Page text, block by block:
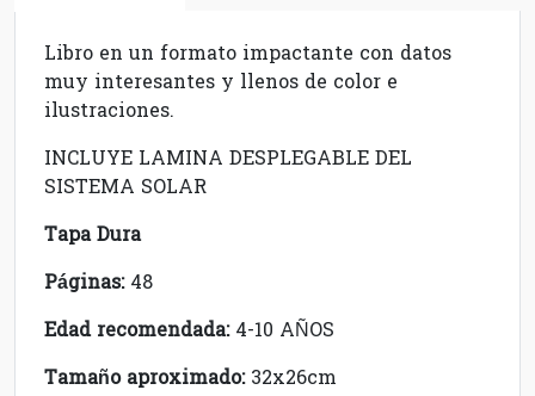
Libro en un formato impactante con datos
muy interesantes y llenos de color e
ilustraciones.
INCLUYE LAMINA DESPLEGABLE DEL
SISTEMA SOLAR
Tapa Dura
Páginas:48
Edad recomendada:4-10 AÑOS
Tamaño aproximado:32x26cm